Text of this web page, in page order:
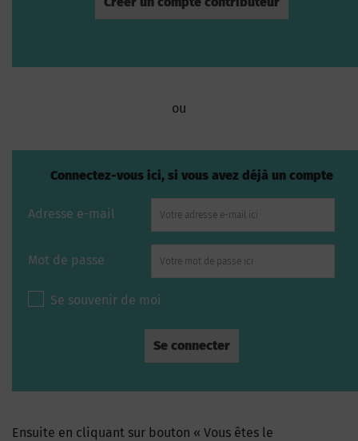
ou
Connectez-vous ici, si vous avez déjà un compte
Adresse e-mail
Mot de passe
Se souvenir de moi
Ensuite en cliquant sur bouton « Vous êtes le